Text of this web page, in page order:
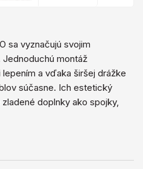
sa vyznačujú svojim
montáž
a vďaka širšej drážke
súčasne. Ich estetický
doplnky ako spojky,